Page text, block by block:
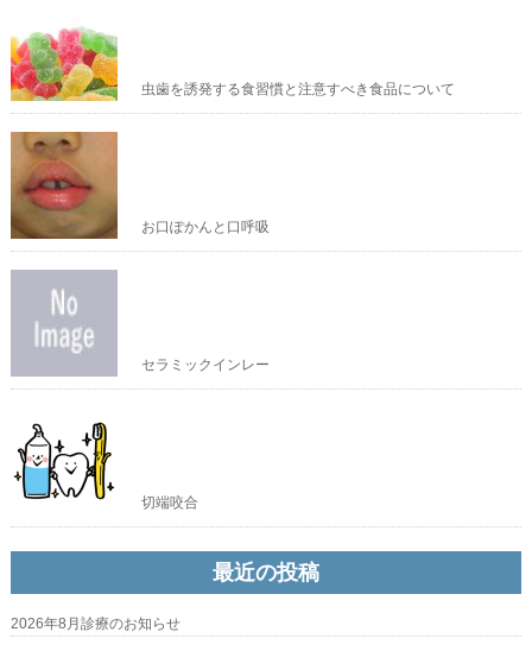
虫歯を誘発する食習慣と注意すべき食品について
お口ぽかんと口呼吸
セラミックインレー
切端咬合
最近の投稿
2026年8月診療のお知らせ